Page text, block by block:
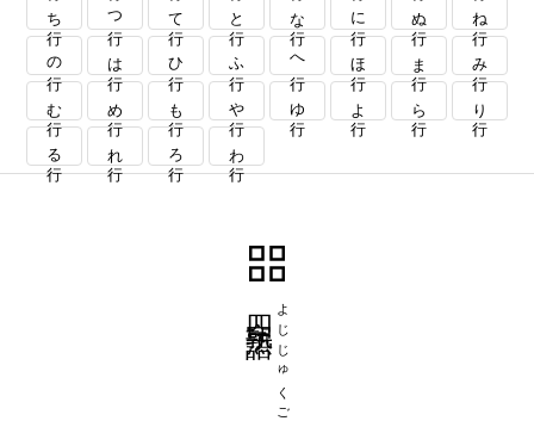
ち行 つ行 て行 と行 な行 に行 ぬ行 ね行
の行 は行 ひ行 ふ行 へ行 ほ行 ま行 み行
む行 め行 も行 や行 ゆ行 よ行 ら行 り行
る行 れ行 ろ行 わ行
よじじゅくご